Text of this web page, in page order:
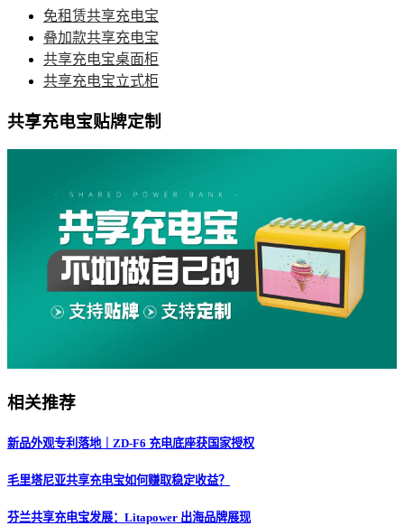
免租赁共享充电宝
叠加款共享充电宝
共享充电宝桌面柜
共享充电宝立式柜
共享充电宝贴牌定制
相关推荐
新品外观专利落地｜ZD-F6 充电底座获国家授权
毛里塔尼亚共享充电宝如何赚取稳定收益？
芬兰共享充电宝发展：Litapower 出海品牌展现